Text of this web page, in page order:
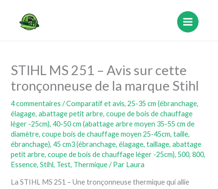
contenu
STIHL MS 251 – Avis sur cette
tronçonneuse de la marque Stihl
4 commentaires /Comparatif et avis,25-35 cm (ébranchage,
élagage, abattage petit arbre, coupe de bois de chauffage
léger -25cm),40-50 cm (abattage arbre moyen 35-55 cm de
diamètre, coupe bois de chauffage moyen 25-45cm, taille,
ébranchage),45 cm3 (ébranchage, élagage, taillage, abattage
petit arbre, coupe de bois de chauffage léger -25cm),500,800,
Essence,Stihl, Test, Thermique/ Par Laura
La STIHL MS 251 – Une tronçonneuse thermique qui allie